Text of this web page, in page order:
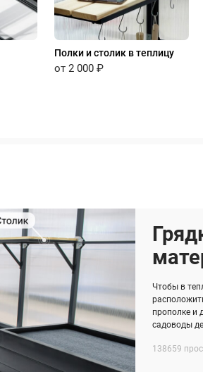
Полки и столик в теплицу
от 2 000 ₽
Чтобы в
прополке и
садоводы
138659